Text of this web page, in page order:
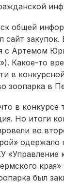
общей
сайт закупок.
с Артемом
Какое-то
в
зоопарка в
в конкурсе
Но итоги
во
одержало
«Управление
края»
был